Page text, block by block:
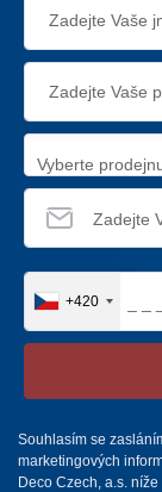
Vyberte
+420
Souhlasím se
marketingových
Deco Czech, a.s.